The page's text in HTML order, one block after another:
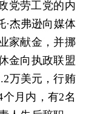
党劳工党的内
·杰弗逊向媒体
家献金，并挪
金向执政联盟
万美元，行贿
月内，有2名